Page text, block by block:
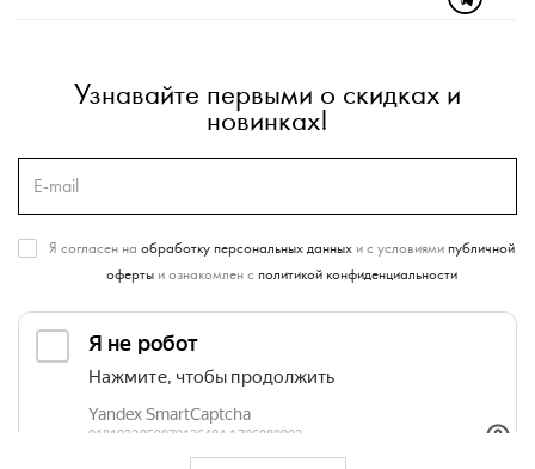
Узнавайте первыми о скидках и
новинках!
Я согласен на обработку персональных данныхи с условиями публичной
офертыи ознакомлен с политикой конфиденциальности